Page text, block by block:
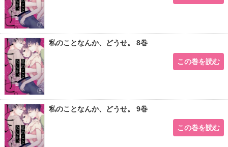
私のことなんか、どうせ。 8巻
この巻を読む
私のことなんか、どうせ。 9巻
この巻を読む